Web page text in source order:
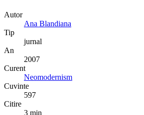
Autor
Ana Blandiana
Tip
jurnal
An
2007
Curent
Neomodernism
Cuvinte
597
Citire
3 min